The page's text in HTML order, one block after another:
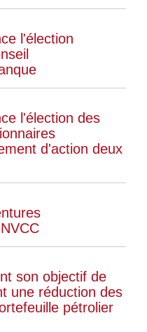
l'élection
l'élection des
d'action deux
son objectif de
une réduction des
pétrolier